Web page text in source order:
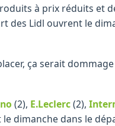
à prix réduits et
des Lidl ouvrent le
ça serait
(2), E.Leclerc(2),
dimanche dans le